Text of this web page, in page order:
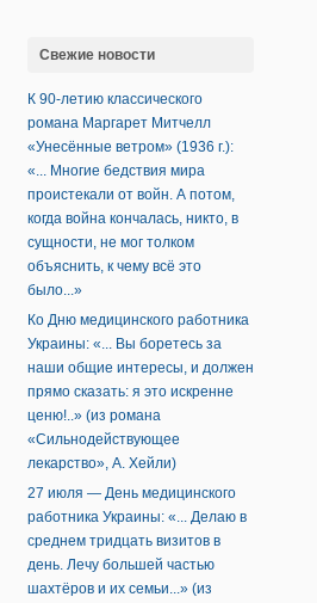
Свежие новости
К 90-летию классического
романа Маргарет Митчелл
«Унесённые ветром» (1936 г.):
«... Многие бедствия мира
проистекали от войн. А потом,
когда война кончалась, никто, в
сущности, не мог толком
объяснить, к чему всё это
было...»
Ко Дню медицинского работника
Украины: «... Вы боретесь за
наши общие интересы, и должен
прямо сказать: я это искренне
ценю!..» (из романа
«Сильнодействующее
лекарство», А. Хейли)
27 июля — День медицинского
работника Украины: «... Делаю в
среднем тридцать визитов в
день. Лечу большей частью
шахтёров и их семьи...» (из